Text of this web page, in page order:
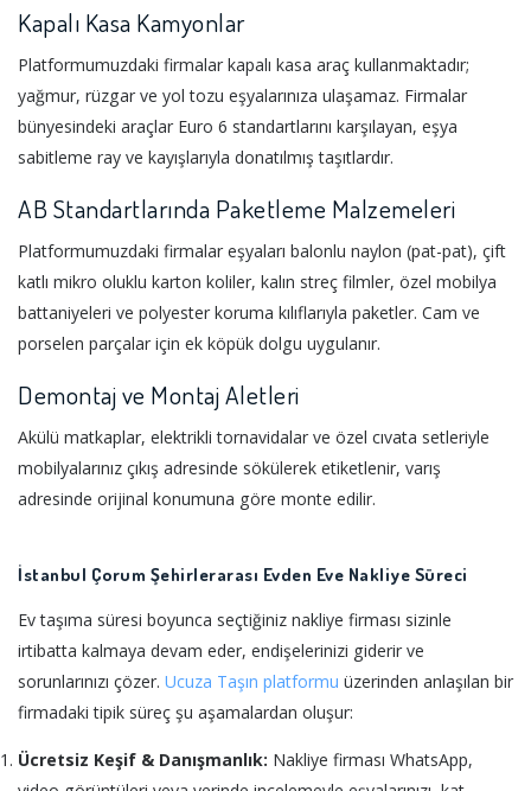
Kapalı Kasa Kamyonlar
Platformumuzdaki firmalar kapalı kasa araç kullanmaktadır;
yağmur, rüzgar ve yol tozu eşyalarınıza ulaşamaz. Firmalar
bünyesindeki araçlar Euro 6 standartlarını karşılayan, eşya
sabitleme ray ve kayışlarıyla donatılmış taşıtlardır.
AB Standartlarında Paketleme Malzemeleri
Platformumuzdaki firmalar eşyaları balonlu naylon (pat-pat), çift
katlı mikro oluklu karton koliler, kalın streç filmler, özel mobilya
battaniyeleri ve polyester koruma kılıflarıyla paketler. Cam ve
porselen parçalar için ek köpük dolgu uygulanır.
Demontaj ve Montaj Aletleri
Akülü matkaplar, elektrikli tornavidalar ve özel cıvata setleriyle
mobilyalarınız çıkış adresinde sökülerek etiketlenir, varış
adresinde orijinal konumuna göre monte edilir.
İstanbul Çorum Şehirlerarası Evden Eve Nakliye Süreci
Ev taşıma süresi boyunca seçtiğiniz nakliye firması sizinle
irtibatta kalmaya devam eder, endişelerinizi giderir ve
sorunlarınızı çözer. Ucuza Taşın platformu üzerinden anlaşılan bir
firmadaki tipik süreç şu aşamalardan oluşur:
Ücretsiz Keşif & Danışmanlık: Nakliye firması WhatsApp,